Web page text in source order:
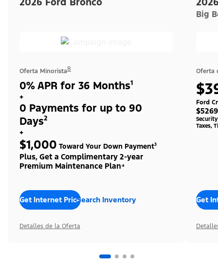
Oferta Minorista8
0% APR for 36 Months¹
+
0 Payments for up to 90
Days²
+
$1,000 Toward Your Down Payment³
Plus, Get a Complimentary 2-year
Premium Maintenance Plan⁴
Get Internet PriceSearch Inventory
Detalles de la Oferta
Big
Oferta
Ford
Taxes,
Get